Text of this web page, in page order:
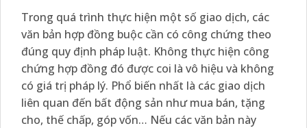
Trong quá trình thực hiện một số giao dịch, các
văn bản hợp đồng buộc cần có công chứng theo
đúng quy định pháp luật. Không thực hiện công
chứng hợp đồng đó được coi là vô hiệu và không
có giá trị pháp lý. Phổ biến nhất là các giao dịch
liên quan đến bất động sản như mua bán, tặng
cho, thế chấp, góp vốn… Nếu các văn bản này